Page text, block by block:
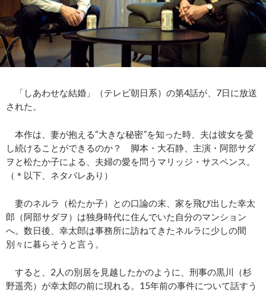
「しあわせな結婚」（テレビ朝日系）の第4話が、7日に放送
された。
本作は、妻が抱える“大きな秘密”を知った時、夫は彼女を愛
し続けることができるのか？ 脚本・大石静、主演・阿部サダ
ヲと松たか子による、夫婦の愛を問うマリッジ・サスペンス。
（＊以下、ネタバレあり）
妻のネルラ（松たか子）との口論の末、家を飛び出した幸太
郎（阿部サダヲ）は独身時代に住んでいた自分のマンション
へ。数日後、幸太郎は事務所に訪ねてきたネルラに少しの間
別々に暮らそうと言う。
すると、2人の別居を見越したかのように、刑事の黒川（杉
野遥亮）が幸太郎の前に現れる。15年前の事件について話すう